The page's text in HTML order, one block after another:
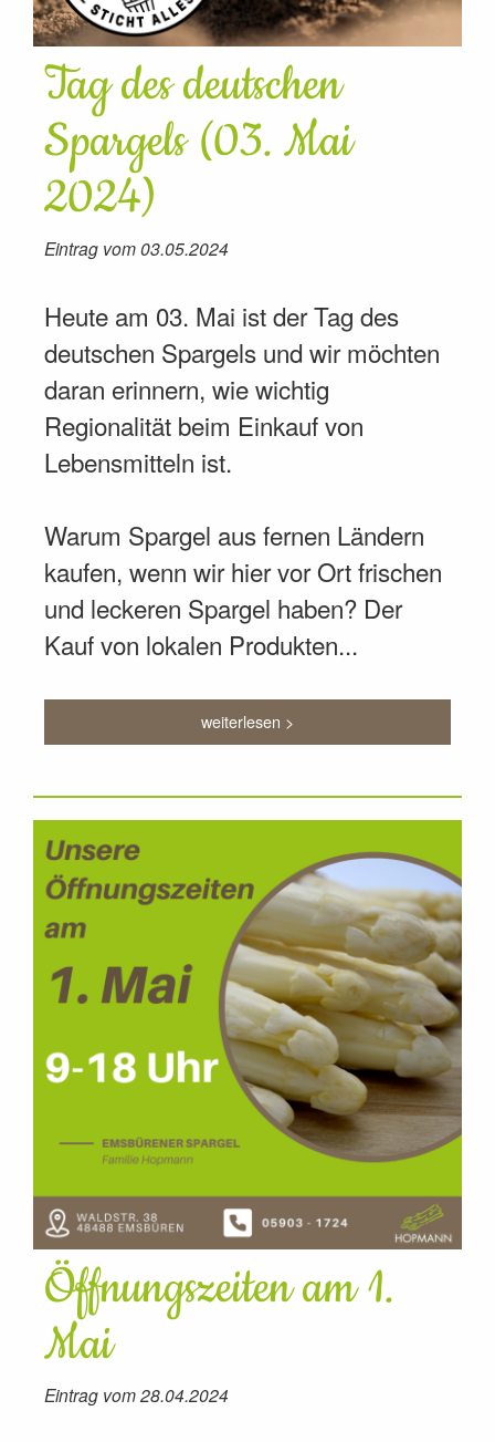
Tag des deutschen
Spargels (03. Mai
2024)
Eintrag vom 03.05.2024
Heute am 03. Mai ist der Tag des
deutschen Spargels und wir möchten
daran erinnern, wie wichtig
Regionalität beim Einkauf von
Lebensmitteln ist.
Warum Spargel aus fernen Ländern
kaufen, wenn wir hier vor Ort frischen
und leckeren Spargel haben? Der
Kauf von lokalen Produkten...
weiterlesen >
Öffnungszeiten am 1.
Mai
Eintrag vom 28.04.2024